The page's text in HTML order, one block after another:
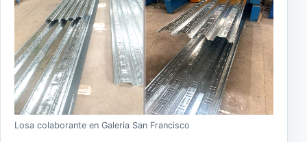
Losa colaborante en Galeria San Francisco